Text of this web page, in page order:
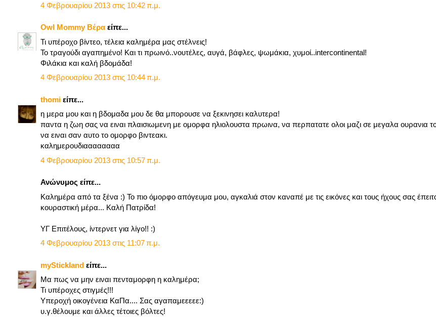
4 Φεβρουαρίου 2013 στις 10:42 π.μ.
Owl Mommy Βέρα είπε...
Τι υπέροχο βίντεο, τέλεια καλημέρα μας στέλνεις!
Το τραγούδι αγαπημένο! Και τι πρωινό..νουτέλες, αυγά, βάφλες, ψωμάκια, χυμοί..intercontinental!
Φιλάκια και καλή βδομάδα!
4 Φεβρουαρίου 2013 στις 10:44 π.μ.
thomi είπε...
η μερα μου και η βδομαδα μου δε θα μπορουσε να ξεκινησει καλυτερα!
παντα η ζωη σας να ειναι πλαισιωμενη με ομορφα ηλιολουστα πρωινα, να περπατατε ολοι μαζι σε μεγαλα ουρανια
να ειναι σαν αυτο το ομορφο βιντεακι.
καλημερουδιαααααααα
4 Φεβρουαρίου 2013 στις 10:57 π.μ.
Ανώνυμος είπε...
Καλημέρα από τα ξένα :) Το πιο όμορφο απόγευμα μου, αγκαλιά στον καναπέ με τις εικόνες και τους ήχους σας
κουραστική μέρα... Καλή Πατρίδα!
ΥΓ Επιτέλους, ίντερνετ για λίγο!! :)
4 Φεβρουαρίου 2013 στις 11:07 π.μ.
myStickland είπε...
Μα πως να μην ειναι πενταμορφη η καλημέρα;
Τι υπέροχες στιγμές!!!
Υπεροχή οικογένεια ΚαΠα.... Σας αγαπαμεεεεε:)
υ.γ.θέλουμε και άλλες τέτοιες βόλτες!